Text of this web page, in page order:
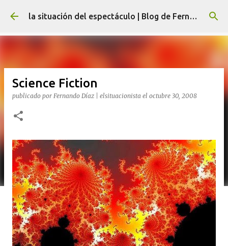
Ir al contenido principal la situación del espectáculo | Blog de Fernando Díaz
Science Fiction
publicado por Fernando Díaz | elsituacionista el octubre 30, 2008